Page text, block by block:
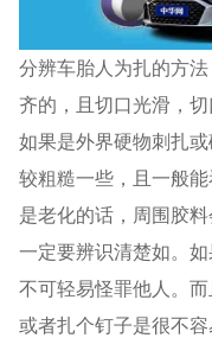
分辨车胎人为扎的方
齐的，且切口光滑，
如果是外界硬物刺扎
较粗糙一些，且一般
是老化的话，周围胶
一定要辨识清楚如。
不可轻易怪罪他人。
或者扎个钉子是很不